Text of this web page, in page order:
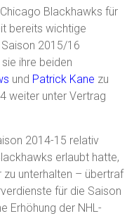
Blackhawks für
bereits wichtige
2015/16
ihre beiden
und Patrick Kane zu
weiter unter Vertrag
2014-15 relativ
erlaubt hatte,
zu unterhalten – übertraf
für die Saison
Erhöhung der NHL-